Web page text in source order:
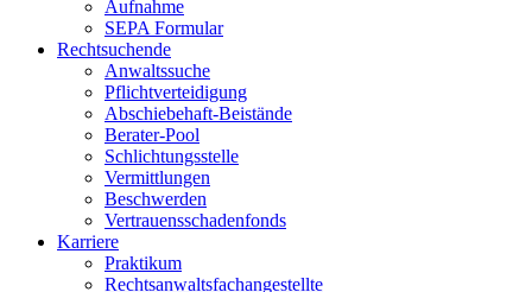
Aufnahme
SEPA Formular
Rechtsuchende
Anwaltssuche
Pflichtverteidigung
Abschiebehaft-Beistände
Berater-Pool
Schlichtungsstelle
Vermittlungen
Beschwerden
Vertrauensschadenfonds
Karriere
Praktikum
Rechtsanwalts­fachangestellte